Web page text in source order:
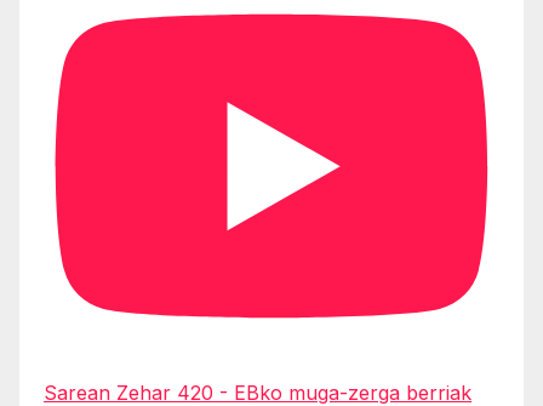
Sarean Zehar 420 - EBko muga-zerga berriak